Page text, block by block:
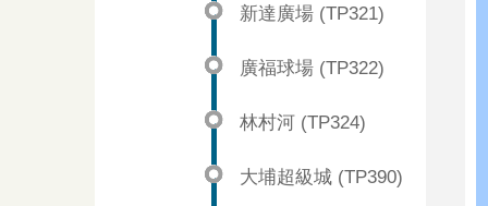
新達廣場 (TP321)
廣福球場 (TP322)
林村河 (TP324)
大埔超級城 (TP390)